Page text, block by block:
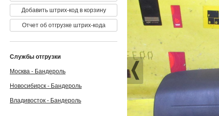
Добавить штрих-код в корзину
Отчет об отгрузке штрих-кода
Службы отгрузки
Москва - Бандероль
Новосибирск - Бандероль
Владивосток - Бандероль